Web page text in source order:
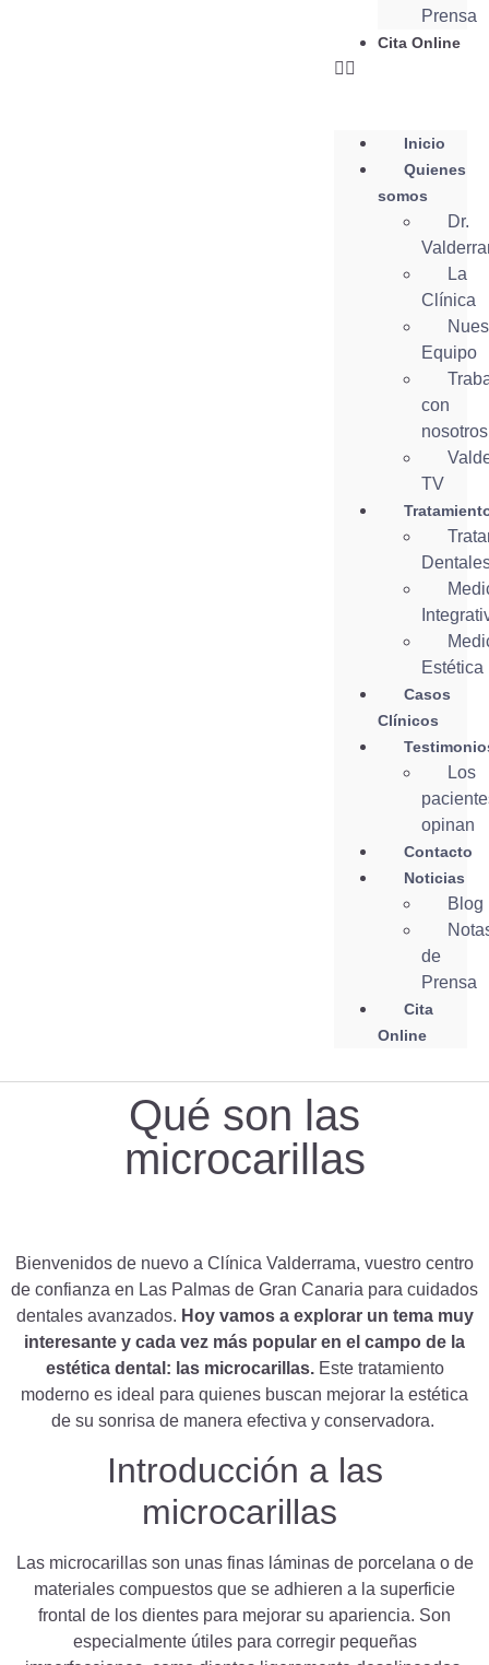
Prensa
Cita Online
Inicio
Quienes
somos
Dr.
La
Clínica
Equipo
con
nosotros
TV
Estética
Casos
Clínicos
Los
opinan
Contacto
Noticias
Blog
de
Prensa
Cita
Online
Qué son las
microcarillas
Bienvenidos de nuevo a Clínica Valderrama, vuestro centro
de confianza en Las Palmas de Gran Canaria para cuidados
dentales avanzados. Hoy vamos a explorar un tema muy
interesante y cada vez más popular en el campo de la
estética dental: las microcarillas.Este tratamiento
moderno es ideal para quienes buscan mejorar la estética
de su sonrisa de manera efectiva y conservadora.
Introducción a las
microcarillas
Las microcarillas son unas finas láminas de porcelana o de
materiales compuestos que se adhieren a la superficie
frontal de los dientes para mejorar su apariencia. Son
especialmente útiles para corregir pequeñas